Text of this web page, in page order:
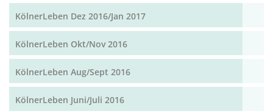
KölnerLeben Dez 2016/Jan 2017
KölnerLeben Okt/Nov 2016
KölnerLeben Aug/Sept 2016
KölnerLeben Juni/Juli 2016